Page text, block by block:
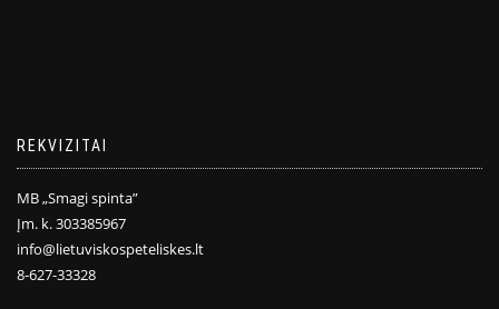
REKVIZITAI
MB „Smagi spinta”
Įm. k. 303385967
info@lietuviskospeteliskes.lt
8-627-33328